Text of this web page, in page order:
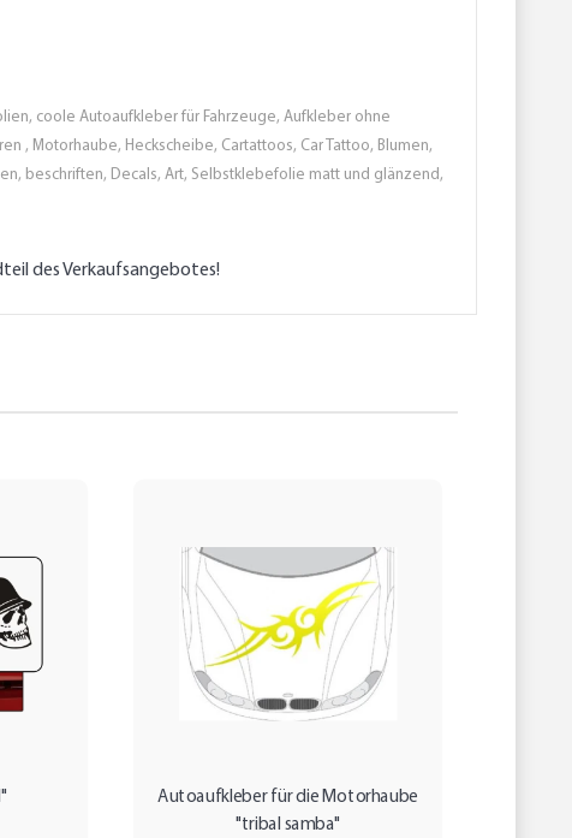
coole Autoaufkleber für Fahrzeuge, Aufkleber ohne
, Motorhaube, Heckscheibe, Cartattoos, Car Tattoo, Blumen,
beschriften, Decals, Art, Selbstklebefolie matt und glänzend,
des Verkaufsangebotes!
Autoaufkleber für die Motorhaube
"tribal samba"